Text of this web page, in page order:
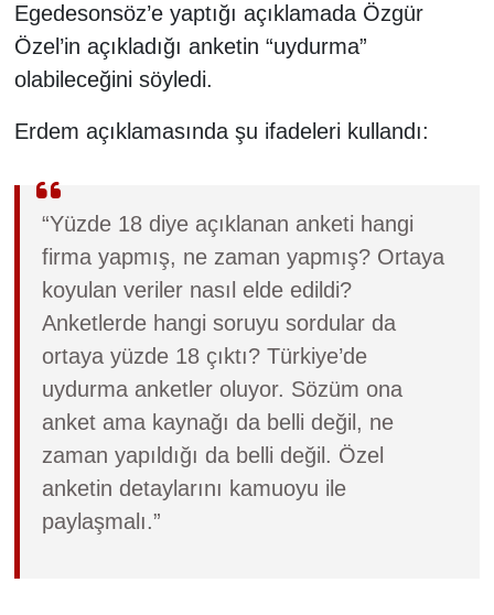
Egedesonsöz’e yaptığı açıklamada Özgür
Özel’in açıkladığı anketin “uydurma”
olabileceğini söyledi.
Erdem açıklamasında şu ifadeleri kullandı:
“Yüzde 18 diye açıklanan anketi hangi
firma yapmış, ne zaman yapmış? Ortaya
koyulan veriler nasıl elde edildi?
Anketlerde hangi soruyu sordular da
ortaya yüzde 18 çıktı? Türkiye’de
uydurma anketler oluyor. Sözüm ona
anket ama kaynağı da belli değil, ne
zaman yapıldığı da belli değil. Özel
anketin detaylarını kamuoyu ile
paylaşmalı.”